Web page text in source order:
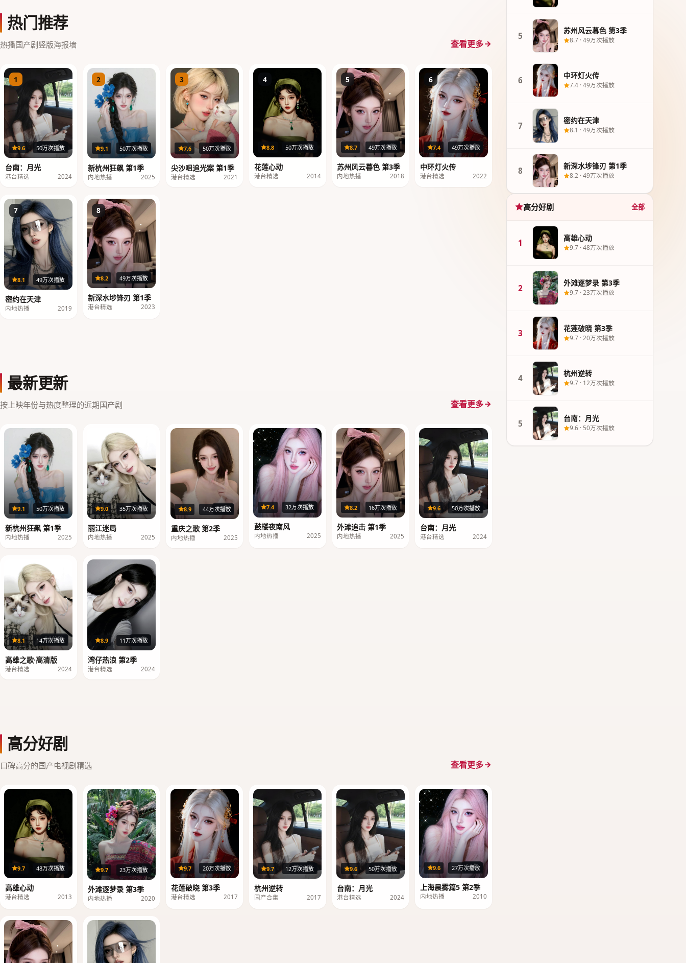
热门推荐
热播国产剧竖版海报墙 查看更多
1
116分钟
9.6 50万次播放
台南：月光
港台精选 2024
2
24集
9.1 50万次播放
新杭州狂飙 第1季
内地热播 2025
3
19集
7.6 50万次播放
尖沙咀追光案 第1季
港台精选 2021
4
22集
8.8 50万次播放
花莲心动
港台精选 2014
5
12集
8.7 49万次播放
苏州风云暮色 第3季
内地热播 2018
6
23集
7.4 49万次播放
中环灯火传
港台精选 2022
7
18集
8.1 49万次播放
密约在天津
内地热播 2019
8
40集
8.2 49万次播放
新深水埗锋刃 第1季
港台精选 2023
最新更新
按上映年份与热度整理的近期国产剧 查看更多
24集
9.1 50万次播放
新杭州狂飙 第1季
内地热播 2025
32集
9.0 35万次播放
丽江迷局
内地热播 2025
40集
8.9 44万次播放
重庆之歌 第2季
内地热播 2025
36集
7.4 32万次播放
鼓楼夜南风
内地热播 2025
29集
8.2 16万次播放
外滩追击 第1季
内地热播 2025
116分钟
9.6 50万次播放
台南：月光
港台精选 2024
96分钟
8.1 14万次播放
高雄之歌·高清版
港台精选 2024
20集
8.9 11万次播放
湾仔热浪 第2季
港台精选 2024
高分好剧
口碑高分的国产电视剧精选 查看更多
20集
9.7 48万次播放
高雄心动
港台精选 2013
39集
9.7 23万次播放
外滩逐梦录 第3季
内地热播 2020
36集
9.7 20万次播放
花莲破晓 第3季
港台精选 2017
第20期
9.7 12万次播放
杭州逆转
国产合集 2017
116分钟
9.6 50万次播放
台南：月光
港台精选 2024
26集
9.6 27万次播放
上海晨雾篇5 第2季
内地热播 2010
5 苏州风云暮色 第3季
8.7 ·49万次播放
6 中环灯火传
7.4 ·49万次播放
7 密约在天津
8.1 ·49万次播放
8 新深水埗锋刃 第1季
8.2 ·49万次播放
高分好剧 全部
1 高雄心动
9.7 ·48万次播放
2 外滩逐梦录 第3季
9.7 ·23万次播放
3 花莲破晓 第3季
9.7 · 20万次播放
4 杭州逆转
9.7 · 12万次播放
5 台南：月光
9.6 · 50万次播放